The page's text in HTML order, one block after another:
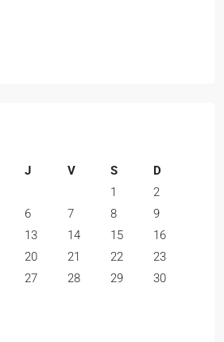
J V S
D
1
2
6 7 8
9
13 14 15
16
20 21 22
23
27 28 29
30